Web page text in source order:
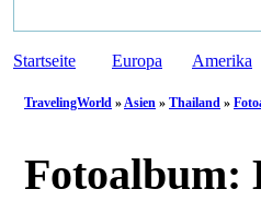
Startseite Europa Amerika
TravelingWorld »Asien » Thailand »
Fotoalbum: